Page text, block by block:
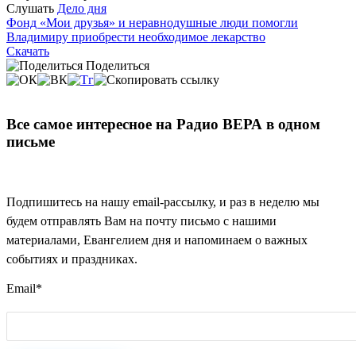
Слушать Дело дня
Фонд «Мои друзья» и неравнодушные люди помогли
Владимиру приобрести необходимое лекарство
Скачать
Поделиться
Все самое интересное на Радио ВЕРА в одном
письме
Подпишитесь на нашу email-рассылку, и раз в неделю мы
будем отправлять Вам на почту письмо с нашими
материалами, Евангелием дня и напоминаем о важных
событиях и праздниках.
Email*